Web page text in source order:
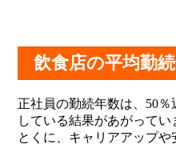
飲食店の平均勤
正社員の勤続年数は、50
している結果があがってい
とくに、キャリアアップ